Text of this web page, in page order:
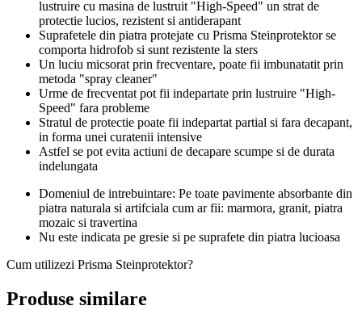
lustruire cu masina de lustruit "High-Speed" un strat de
protectie lucios, rezistent si antiderapant
Suprafetele din piatra protejate cu Prisma Steinprotektor se
comporta hidrofob si sunt rezistente la sters
Un luciu micsorat prin frecventare, poate fii imbunatatit prin
metoda "spray cleaner"
Urme de frecventat pot fii indepartate prin lustruire "High-
Speed" fara probleme
Stratul de protectie poate fii indepartat partial si fara decapant,
in forma unei curatenii intensive
Astfel se pot evita actiuni de decapare scumpe si de durata
indelungata
Domeniul de intrebuintare: Pe toate pavimente absorbante din
piatra naturala si artifciala cum ar fii: marmora, granit, piatra
mozaic si travertina
Nu este indicata pe gresie si pe suprafete din piatra lucioasa
Cum utilizezi Prisma Steinprotektor?
Produse similare